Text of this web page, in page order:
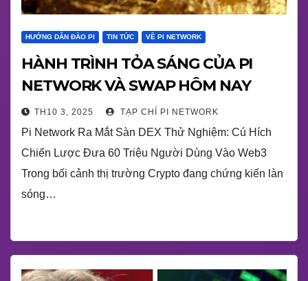
HƯỚNG DẪN ĐÀO PI TIN TỨC VỀ PI NETWORK
HÀNH TRÌNH TỎA SÁNG CỦA PI
NETWORK VÀ SWAP HÔM NAY
TH10 3, 2025 TẠP CHÍ PI NETWORK
Pi Network Ra Mắt Sàn DEX Thử Nghiệm: Cú Hích
Chiến Lược Đưa 60 Triệu Người Dùng Vào Web3
Trong bối cảnh thị trường Crypto đang chứng kiến làn
sóng…